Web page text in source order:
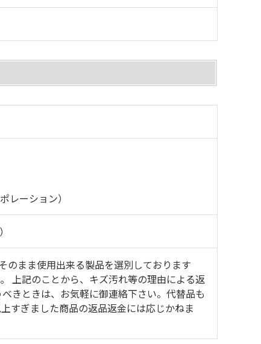
レーション）
のまま使用出来る製品を選別しております
上記のことから、キズ汚れ等の理由による返
きときは、お気軽に御連絡下さい。代替品も
すぎました商品の返品返金には応じかねま